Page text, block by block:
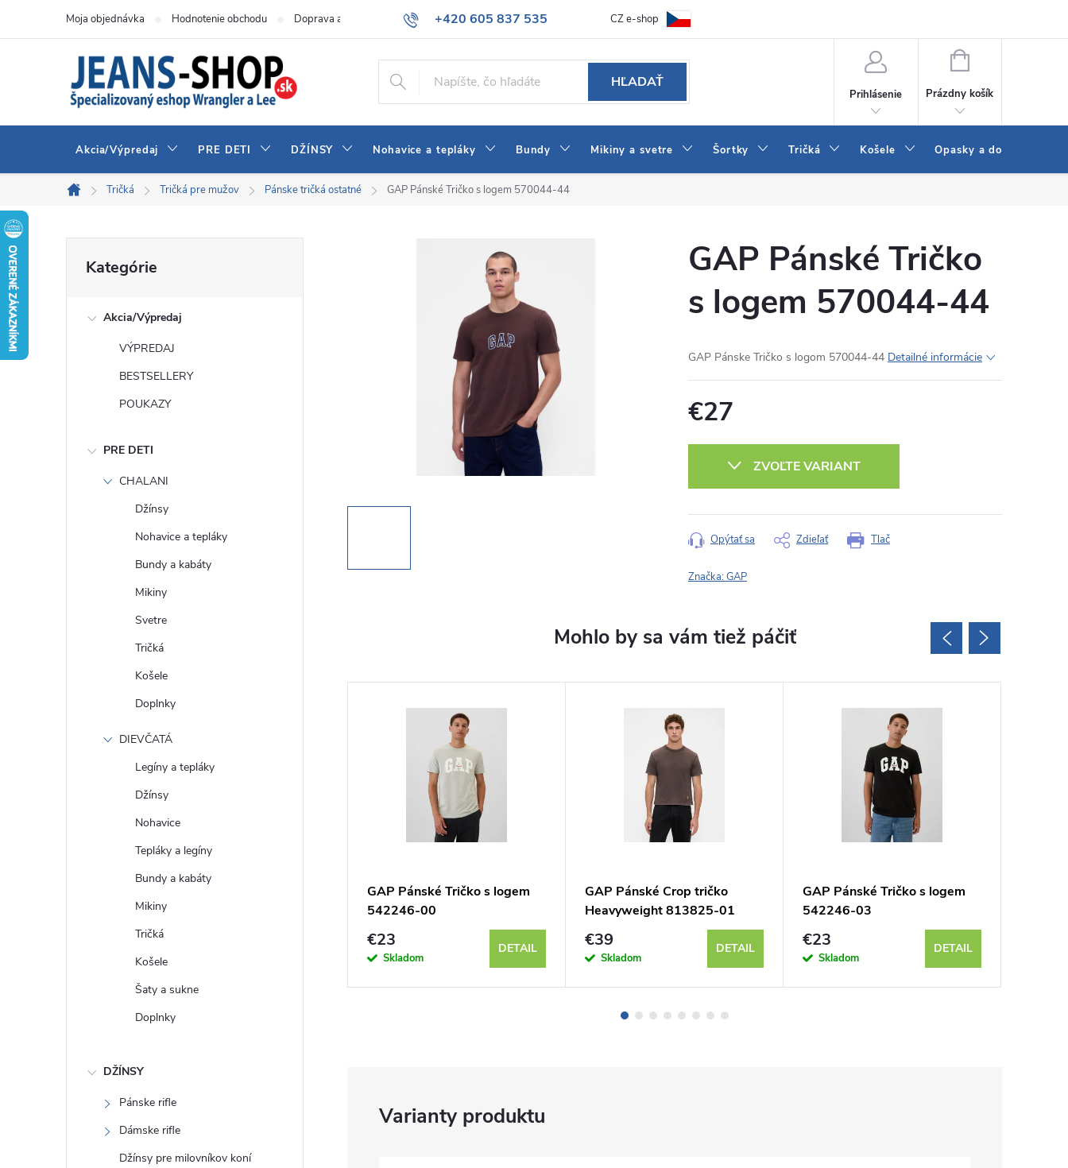
+420 605 837 535
info@jeans-shop.sk
Moja objednávka Hodnotenie obchodu Doprava a platba Všeobecné obchodné podmienky Ako vybrať džínsy Wrangler a LEE
CZ e-shop
HĽADAŤ
Prihlásenie
NÁKUPNÝ
Prázdny košík
Akcia/Výpredaj PRE DETI DŽÍNSY Nohavice a tepláky Bundy Mikiny a svetre Šortky Tričká Košele Opasky a doplnky
Domov
Tričká Tričká pre mužov Pánske tričká ostatné GAP Pánské Tričko s logem 570044-44
kategórie
Kategórie
Akcia/Výpredaj
VÝPREDAJ
BESTSELLERY
POUKAZY
PRE DETI
CHALANI
Džínsy
Nohavice a tepláky
Bundy a kabáty
Mikiny
Svetre
Tričká
Košele
Doplnky
DIEVČATÁ
Legíny a tepláky
Džínsy
Nohavice
Tepláky a legíny
Bundy a kabáty
Mikiny
Tričká
Košele
Šaty a sukne
Doplnky
DŽÍNSY
Pánske rifle
Dámske rifle
Džínsy pre milovníkov koní
GAP Pánské Tričko
s logem 570044-44
GAP Pánske Tričko s logom 570044-44 Detailné informácie
€27
ZVOĽTE VARIANT
Tlač
Opýtať sa Zdieľať
Značka:GAP
Totálny výpredaj!
vzorem 795644-00 - výpredaj
€35
Skladom
GAP Pánské Tričko s logem
542246-00
€23
Skladom
DETAIL
GAP Pánské Crop tričko
Heavyweight 813825-01
€39
Skladom
DETAIL
GAP Pánské Tričko s logem
542246-03
€23
Skladom
DETAIL